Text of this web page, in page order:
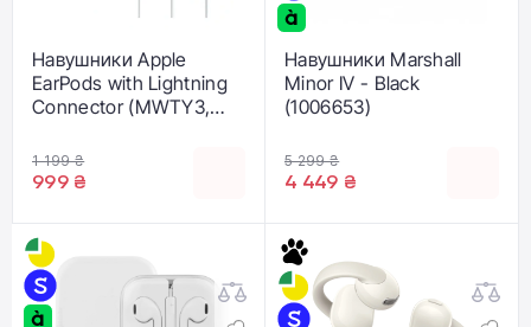
Навушники Apple
EarPods with Lightning
Connector (MWTY3,
1 199 ₴
999 ₴
Навушники Marshall
Minor IV - Black
(1006653)
5 299 ₴
4 449 ₴